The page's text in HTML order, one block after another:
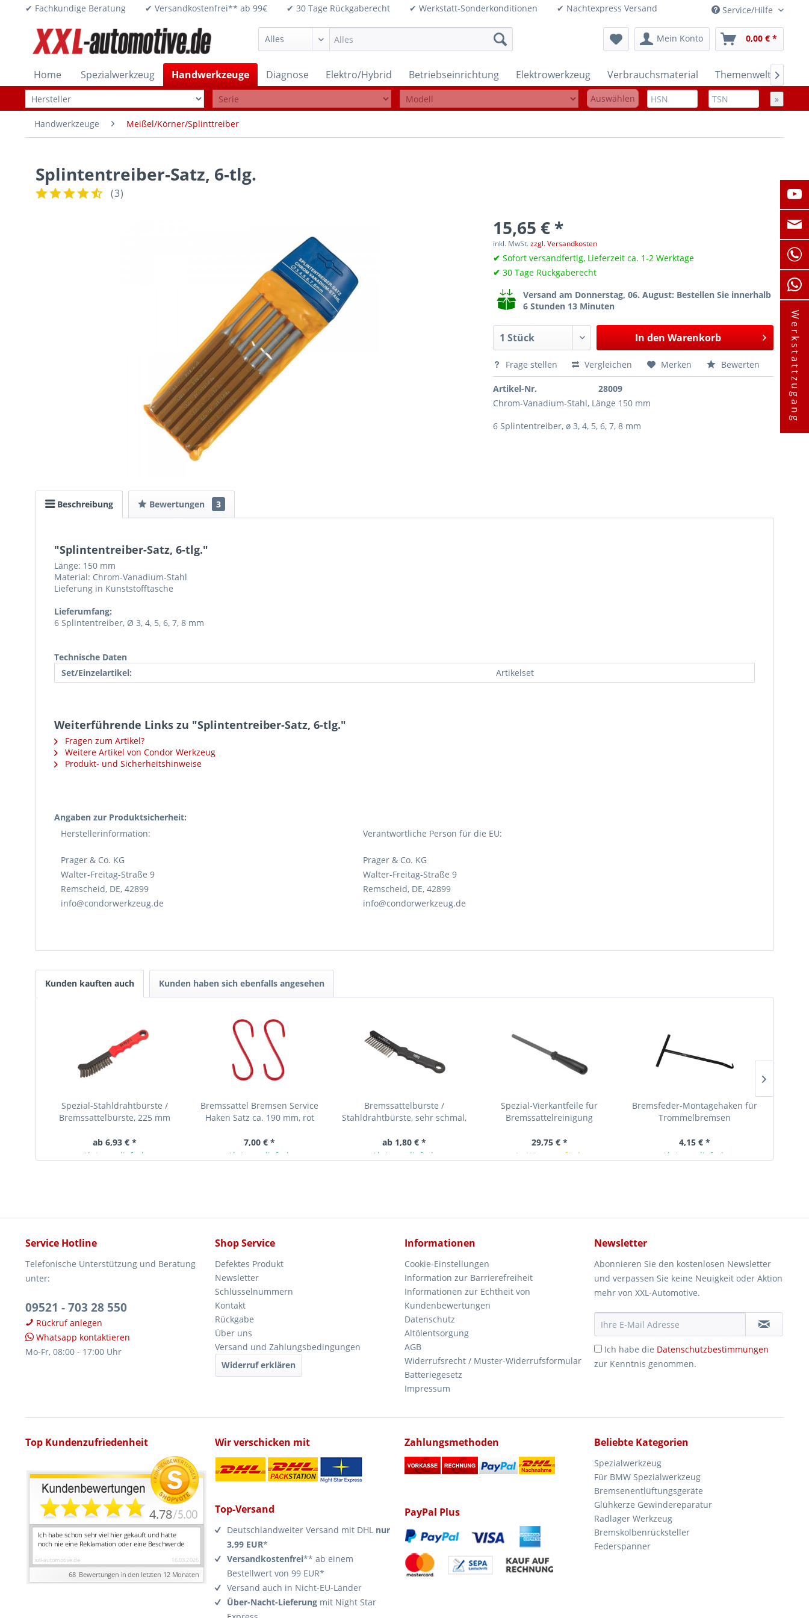
✔ Fachkundige Beratung ✔ Versandkostenfrei** ab 99€ ✔ 30 Tage Rückgaberecht ✔ Werkstatt-Sonderkonditionen ✔ Nachtexpress Versand Service/Hilfe
Mein Konto 0,00 € *
Home Spezialwerkzeug Handwerkzeuge Diagnose Elektro/Hybrid Betriebseinrichtung Elektrowerkzeug Verbrauchsmaterial Themenwelten

Auswählen »
Handwerkzeuge Meißel/Körner/Splinttreiber
Splintentreiber-Satz, 6-tlg.
(3)
15,65 € *
inkl. MwSt.zzgl. Versandkosten
✔ Sofort versandfertig, Lieferzeit ca. 1-2 Werktage
✔ 30 Tage Rückgaberecht
Versand am Donnerstag, 06. August: Bestellen Sie innerhalb
6 Stunden 13 Minuten
In den Warenkorb
Frage stellen Vergleichen Merken Bewerten
Artikel-Nr.
28009
Chrom-Vanadium-Stahl, Länge 150 mm
6 Splintentreiber, ø 3, 4, 5, 6, 7, 8 mm
Beschreibung Bewertungen 3
"Splintentreiber-Satz, 6-tlg."
Länge: 150 mm
Material: Chrom-Vanadium-Stahl
Lieferung in Kunststofftasche
Lieferumfang:
6 Splintentreiber, Ø 3, 4, 5, 6, 7, 8 mm
Technische Daten
Set/Einzelartikel:
Artikelset
Weiterführende Links zu "Splintentreiber-Satz, 6-tlg."
Fragen zum Artikel?
Weitere Artikel von Condor Werkzeug
Produkt- und Sicherheitshinweise
Angaben zur Produktsicherheit:
Herstellerinformation:
Prager & Co. KG
Walter-Freitag-Straße 9
Remscheid, DE, 42899
info@condorwerkzeug.de
Verantwortliche Person für die EU:
Prager & Co. KG
Walter-Freitag-Straße 9
Remscheid, DE, 42899
info@condorwerkzeug.de
Kunden kauften auch Kunden haben sich ebenfalls angesehen
Spezial-Stahldrahtbürste /
Bremssattelbürste, 225 mm
ab 6,93 € *
Ab Lager lieferbar
Bremssattel Bremsen Service
Haken Satz ca. 190 mm, rot
7,00 € *
Ab Lager lieferbar
Bremssattelbürste /
Stahldrahtbürste, sehr schmal,
ab 1,80 € *
Ab Lager lieferbar
Spezial-Vierkantfeile für
Bremssattelreinigung
29,75 € *
In Kürze verfügbar
Bremsfeder-Montagehaken für
Trommelbremsen
4,15 € *
Ab Lager lieferbar
Service Hotline
Telefonische Unterstützung und Beratung
unter:
09521 - 703 28 550
Rückruf anlegen
Whatsapp kontaktieren
Mo-Fr, 08:00 - 17:00 Uhr
Shop Service
Defektes Produkt
Newsletter
Schlüsselnummern
Kontakt
Rückgabe
Über uns
Versand und Zahlungsbedingungen
Widerruf erklären
Informationen
Cookie-Einstellungen
Information zur Barrierefreiheit
Informationen zur Echtheit von
Kundenbewertungen
Datenschutz
Altölentsorgung
AGB
Widerrufsrecht / Muster-Widerrufsformular
Batteriegesetz
Impressum
Newsletter
Abonnieren Sie den kostenlosen Newsletter
und verpassen Sie keine Neuigkeit oder Aktion
mehr von XXL-Automotive.
Ich habe die Datenschutzbestimmungen
zur Kenntnis genommen.
Top Kundenzufriedenheit Wir verschicken mit
Top-Versand
Deutschlandweiter Versand mit DHL nur
3,99 EUR*
Versandkostenfrei** ab einem
Bestellwert von 99 EUR*
Versand auch in Nicht-EU-Länder
Über-Nacht-Lieferung mit Night Star
Zahlungsmethoden
PayPal Plus
Beliebte Kategorien
Spezialwerkzeug
Für BMW Spezialwerkzeug
Bremsenentlüftungsgeräte
Glühkerze Gewindereparatur
Radlager Werkzeug
Bremskolbenrücksteller
Federspanner
Werkstattzugang